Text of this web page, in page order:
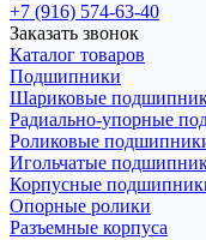
+7 (916) 574-63-40
Заказать звонок
Каталог товаров
Подшипники
Шариковые
Радиально-упорные
Роликовые
Игольчатые
Корпусные
Опорные ролики
Разъемные корпуса